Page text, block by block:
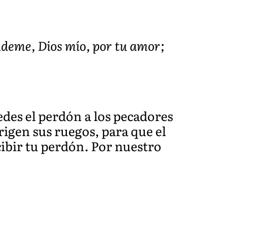
Dios mío, por tu amor;
el perdón a los pecadores
sus ruegos, para que el
tu perdón. Por nuestro